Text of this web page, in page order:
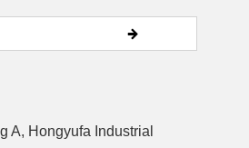
A, Hongyufa Industrial